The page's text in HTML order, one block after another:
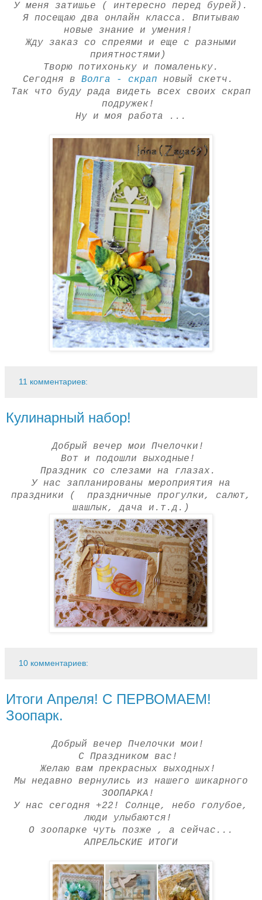
У меня затишье ( интересно перед бурей).
Я посещаю два онлайн класса. Впитываю
новые знание и умения!
Жду заказ со спреями и еще с разными
приятностями)
Творю потихоньку и помаленьку.
Сегодня в Волга - скрап новый скетч.
Так что буду рада видеть всех своих скрап
подружек!
Ну и моя работа ...
11 комментариев:
Кулинарный набор!
Добрый вечер мои Пчелочки!
Вот и подошли выходные!
Праздник со слезами на глазах.
У нас запланированы мероприятия на
праздники ( праздничные прогулки, салют,
шашлык, дача и.т.д.)
10 комментариев:
Итоги Апреля! С ПЕРВОМАЕМ!
Зоопарк.
Добрый вечер Пчелочки мои!
С Праздником вас!
Желаю вам прекрасных выходных!
Мы недавно вернулись из нашего шикарного
ЗООПАРКА!
У нас сегодня +22! Солнце, небо голубое,
люди улыбаются!
О зоопарке чуть позже , а сейчас...
АПРЕЛЬСКИЕ ИТОГИ